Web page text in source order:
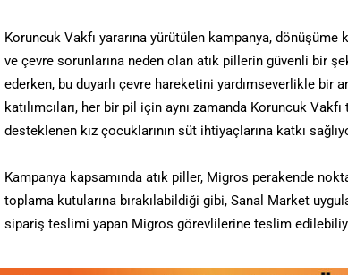
Koruncuk Vakfı yararına yürütülen kampanya, dönüşüme
ve çevre sorunlarına neden olan atık pillerin güvenli bir
ederken, bu duyarlı çevre hareketini yardımseverlikle bir
katılımcıları, her bir pil için aynı zamanda Koruncuk
desteklenen kız çocuklarının süt ihtiyaçlarına katkı
Kampanya kapsamında atık piller, Migros perakende
toplama kutularına bırakılabildiği gibi, Sanal Market
sipariş teslimi yapan Migros görevlilerine teslim